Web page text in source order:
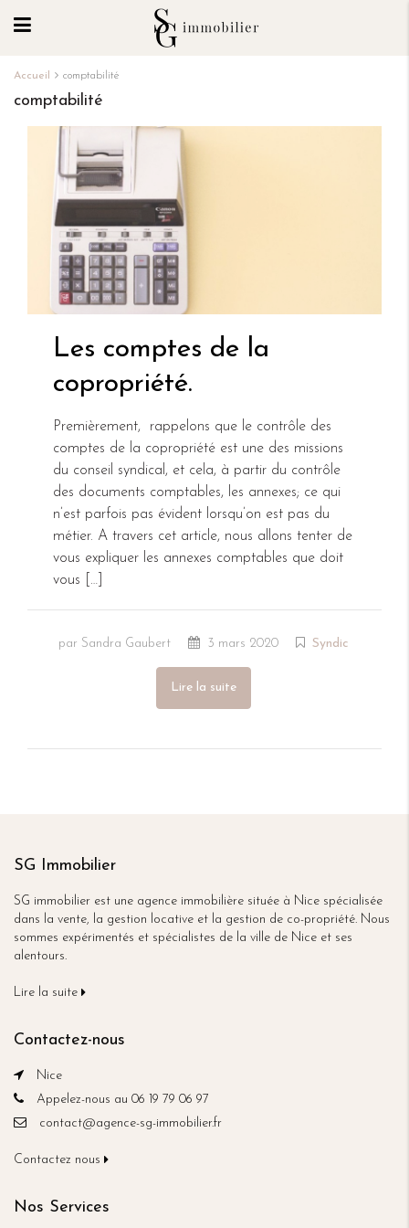
Accueil comptabilité
comptabilité
Les comptes de la
copropriété.
Premièrement, rappelons que le contrôle des
comptes de la copropriété est une des missions
du conseil syndical, et cela, à partir du contrôle
des documents comptables, les annexes; ce qui
n’est parfois pas évident lorsqu’on est pas du
métier. A travers cet article, nous allons tenter de
vous expliquer les annexes comptables que doit
vous […]
par Sandra Gaubert 3 mars 2020 Syndic
Lire la suite
SG Immobilier
SG immobilier est une agence immobilière située à Nice spécialisée
dans la vente, la gestion locative et la gestion de co-propriété. Nous
sommes expérimentés et spécialistes de la ville de Nice et ses
alentours.
Lire la suite
Contactez-nous
Nice
Appelez-nous au 06 19 79 06 97
contact@agence-sg-immobilier.fr
Contactez nous
Nos Services